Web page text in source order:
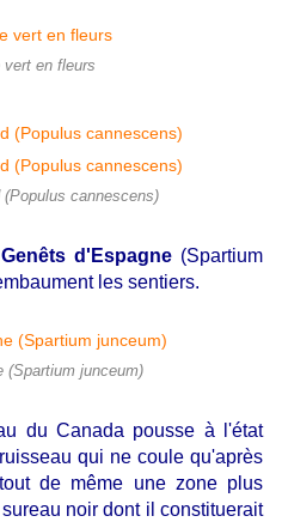
vert en fleurs
(Populus cannescens)
Genêts d'Espagne (Spartium
les sentiers.
(Spartium junceum)
du Canada pousse à l'état
qui ne coule qu'après
de même une zone plus
noir dont il constituerait